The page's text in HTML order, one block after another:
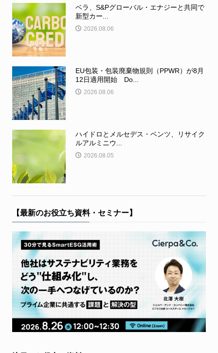
ベラ、S&Pグローバル・エナジーと共同で
新型カー...
2026.08.06
EU包装・包装廃棄物規則（PPWR）が8月
12日適用開始 Do...
2026.08.06
ハイドロとメルセデス・ベンツ、リサイク
ルアルミニウ...
2026.08.05
【最新のお役立ち資料・セミナー】